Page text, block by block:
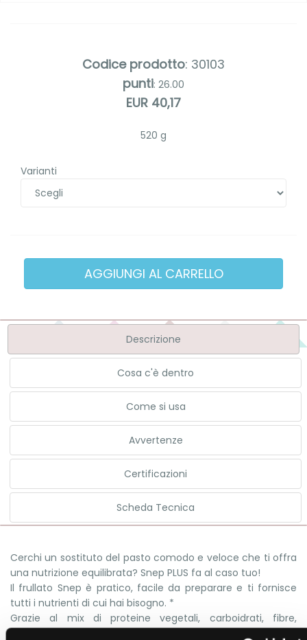
Codice prodotto: 30103
punti: 26.00
EUR 40,17
520 g
Varianti
Descrizione
Cosa c'è dentro
Come si usa
Avvertenze
Certificazioni
Scheda Tecnica
Cerchi un sostituto del pasto comodo e veloce che ti offra
una nutrizione equilibrata? Snep PLUS fa al caso tuo!
Il frullato Snep è pratico, facile da preparare e ti fornisce
tutti i nutrienti di cui hai bisogno. *
Grazie al mix di proteine vegetali, carboidrati, fibre,